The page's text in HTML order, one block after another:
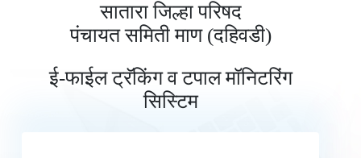
सातारा जिल्हा परिषद
पंचायत समिती माण (दहिवडी)
ई-फाईल ट्रॅकिंग व टपाल मॉनिटरिंग
सिस्टिम